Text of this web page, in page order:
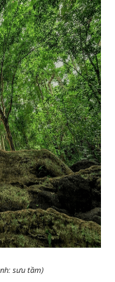
sưu tầm)